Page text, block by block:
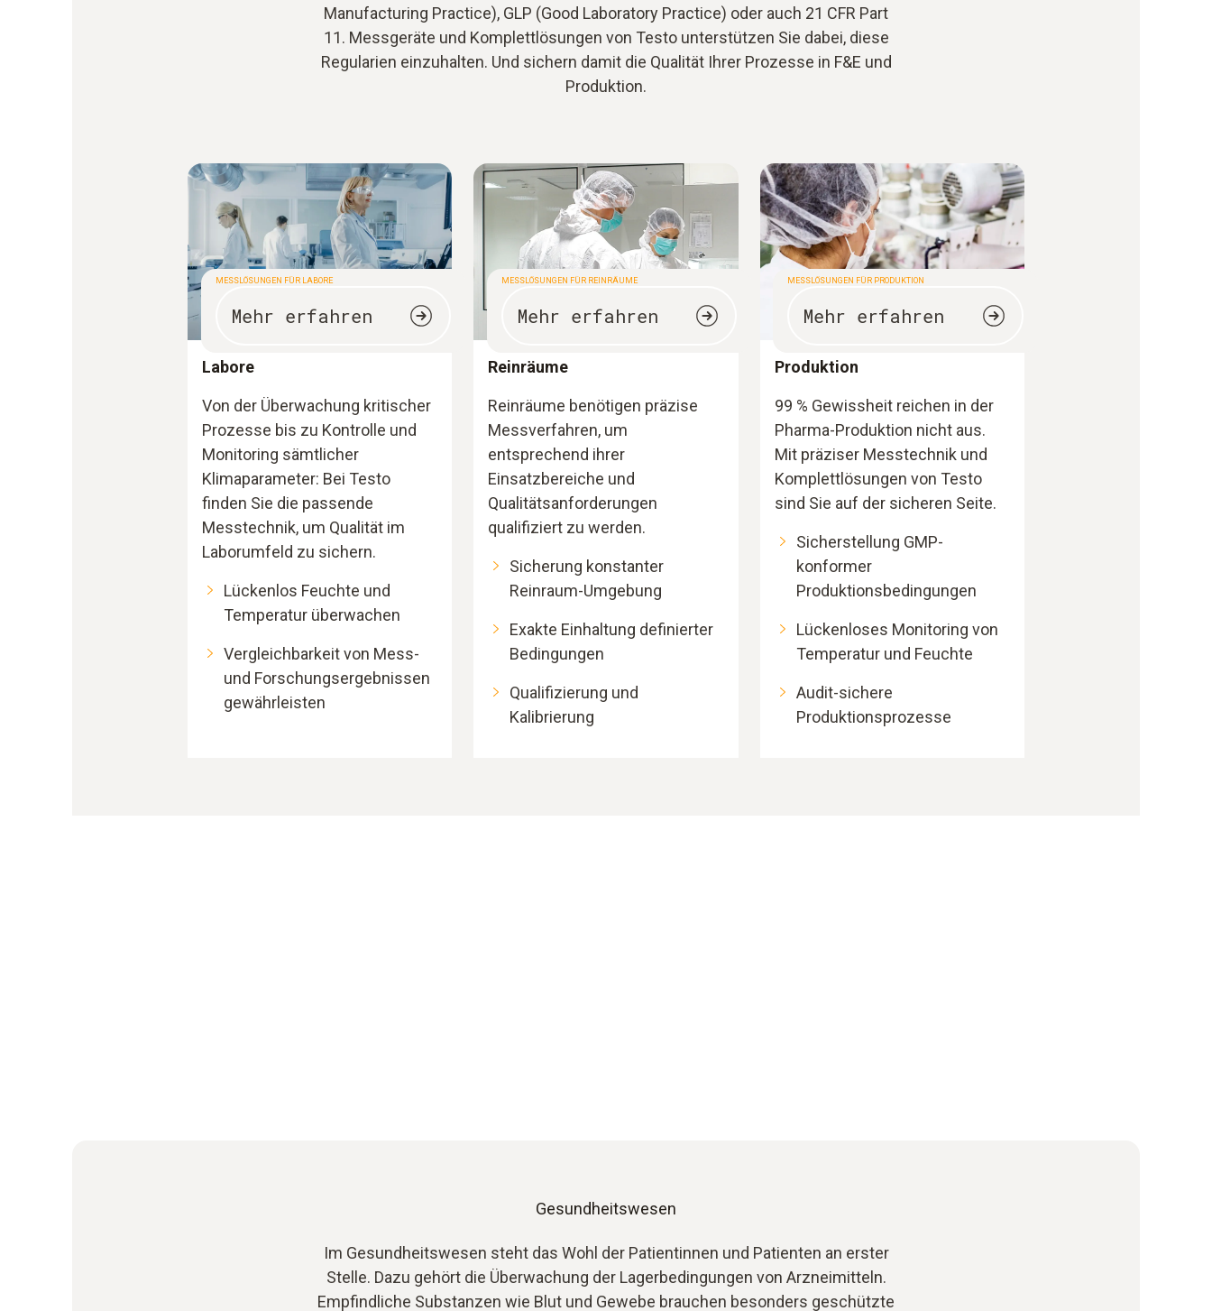
Manufacturing Practice), GLP (Good Laboratory Practice) oder auch 21 CFR Part
11. Messgeräte und Komplettlösungen von Testo unterstützen Sie dabei, diese
Regularien einzuhalten. Und sichern damit die Qualität Ihrer Prozesse in F&E und
Produktion.
MESSLÖSUNGEN FÜR LABORE
Mehr erfahren
Labore
Von der Überwachung kritischer
Prozesse bis zu Kontrolle und
Monitoring sämtlicher
Klimaparameter: Bei Testo
finden Sie die passende
Messtechnik, um Qualität im
Laborumfeld zu sichern.
Lückenlos Feuchte und
Temperatur überwachen
Vergleichbarkeit von Mess-
und Forschungsergebnissen
gewährleisten
MESSLÖSUNGEN FÜR REINRÄUME
Mehr erfahren
Reinräume
Reinräume benötigen präzise
Messverfahren, um
entsprechend ihrer
Einsatzbereiche und
Qualitätsanforderungen
qualifiziert zu werden.
Sicherung konstanter
Reinraum-Umgebung
Exakte Einhaltung definierter
Bedingungen
Qualifizierung und
Kalibrierung
MESSLÖSUNGEN FÜR PRODUKTION
Mehr erfahren
Produktion
99 % Gewissheit reichen in der
Pharma-Produktion nicht aus.
Mit präziser Messtechnik und
Komplettlösungen von Testo
sind Sie auf der sicheren Seite.
Sicherstellung GMP-
konformer
Produktionsbedingungen
Lückenloses Monitoring von
Temperatur und Feuchte
Audit-sichere
Produktionsprozesse
Gesundheitswesen
Im Gesundheitswesen steht das Wohl der Patientinnen und Patienten an erster
Stelle. Dazu gehört die Überwachung der Lagerbedingungen von Arzneimitteln.
Empfindliche Substanzen wie Blut und Gewebe brauchen besonders geschützte